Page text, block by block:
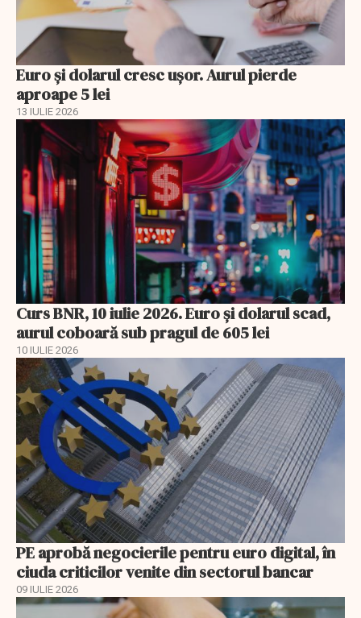
Euro și dolarul cresc ușor. Aurul pierde
aproape 5 lei
13 IULIE 2026
Curs BNR, 10 iulie 2026. Euro și dolarul scad,
aurul coboară sub pragul de 605 lei
10 IULIE 2026
PE aprobă negocierile pentru euro digital, în
ciuda criticilor venite din sectorul bancar
09 IULIE 2026